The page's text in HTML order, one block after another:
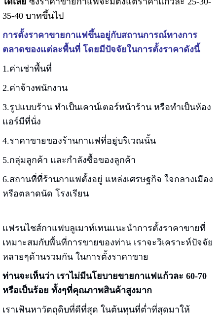
35-40 บาทขึ้นไป
การตั้งราคาขายกาแฟขึ้นอยู่กับสถานการณ์ทางการ
ตลาดของแต่ละพื้นที่ โดยมีปัจจัยในการตั้งราคาดังนี้
1.ค่าเช่าพื้นที่
2.ค่าจ้างพนักงาน
3.รูปแบบร้าน ทำเป็นเคาน์เตอร์หน้าร้าน หรือทำเป็นห้อง
แอร์มีที่นั่ง
4.ราคาขายของร้านกาแฟที่อยู่บริเวณนั้น
5.กลุ่มลูกค้า และกำลังซื้อของลูกค้า
6.สถานที่ที่ร้านกาแฟตั้งอยู่ แหล่งเศรษฐกิจ ใจกลางเมือง
หรือตลาดนัด โรงเรียน
แฟรนไชส์กาแฟบลูเมาท์เทนแนะนำการตั้งราคาขายที่
เหมาะสมกับพื้นที่การขายของท่าน เราจะวิเคราะห์ปัจจัย
หลายๆด้านรวมกัน ในการตั้งราคาขาย
ท่านจะเห็นว่า เราไม่มีนโยบายขายกาแฟแก้วละ 60-70
หรือเป็นร้อย ทั้งๆที่คุณภาพสินค้าสูงมาก
เราเฟ้นหาวัตถุดิบที่ดีที่สุด ในต้นทุนที่ต่ำที่สุดมาให้